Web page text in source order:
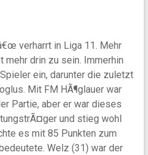
verharrt in Liga 11. Mehr
drin zu sein. Immerhin
ein, darunter die zuletzt
Mit FM HÃ¶glauer war
Partie, aber er war dieses
und stieg wohl
es mit 85 Punkten zum
Welz (31) war der